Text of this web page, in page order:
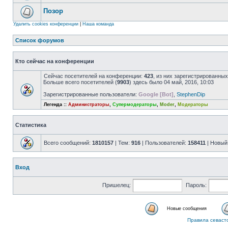
Позор
Удалить cookies конференции Наша команда
Список форумов
Кто сейчас на конференции
Сейчас посетителей на конференции: 423 , из них
Больше всего посетителей (9903) здесь было 04 май, 2016, 10:03
Зарегистрированные пользователи: Google [Bot] StephenDip
Легенда :: Администраторы, Супермодераторы, Moder, Модераторы
Статистика
Всего сообщений: 1810157 | Тем: 916 | Пользователей: 158411 | Новый
Вход
Пришелец: Пароль:
Новые сообщения
Правила